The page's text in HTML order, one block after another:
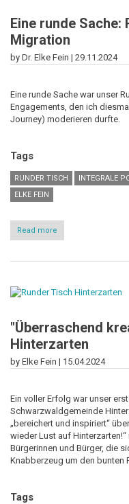
Tisches
Flow
erzeugt
Eine runde Sache:
Migration
by Dr. Elke Fein | 29.11.2024
Eine runde Sache war unser
Engagements, den ich
Journey) moderieren durfte.
Tags
RUNDER TISCH INTEGRALE
ELKE FEIN
Read more
Eine
Sache:
zum
"Überraschend
Hinterzarten
by Elke Fein | 15.04.2024
Ein voller Erfolg war unser
Schwarzwaldgemeinde
„bereichert und inspiriert“
wieder Lust auf
Bürgerinnen und Bürger, die
Knabberzeug um den bunten
Tags